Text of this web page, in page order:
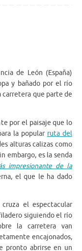
de León (España)
y bañado por el río
carretera que parte de
por el paisaje que lo
la popular ruta del
alturas calizas como
embargo, es la senda
impresionante de la
el que le ha dado
el espectacular
siguiendo el río
la carretera van
encajonados,
pronto abrirse en un